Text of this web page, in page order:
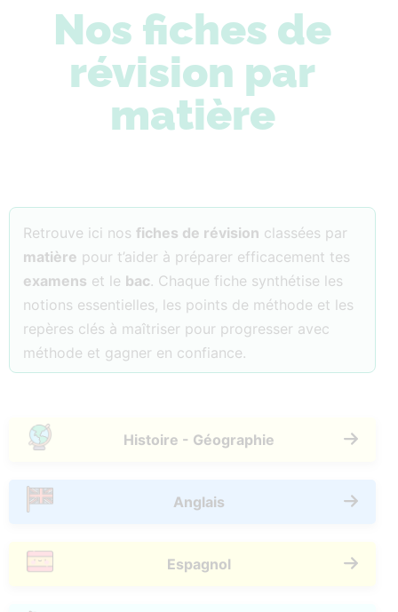
Nos fiches de
révision par
matière
Retrouve ici nos fiches de révision classées par
matière pour t’aider à préparer efficacement tes
examens et le bac. Chaque fiche synthétise les
notions essentielles, les points de méthode et les
repères clés à maîtriser pour progresser avec
méthode et gagner en confiance.
Histoire - Géographie
Anglais
Espagnol